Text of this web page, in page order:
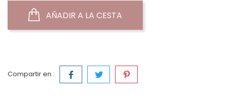
AÑADIR A LA CESTA
Compartir en :